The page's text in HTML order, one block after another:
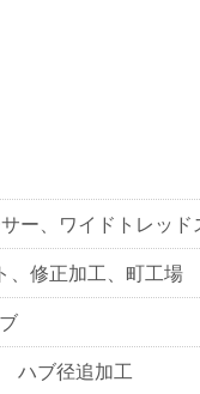
ー、ワイドトレッ
、修正加工、町工場
ハブ径追加工